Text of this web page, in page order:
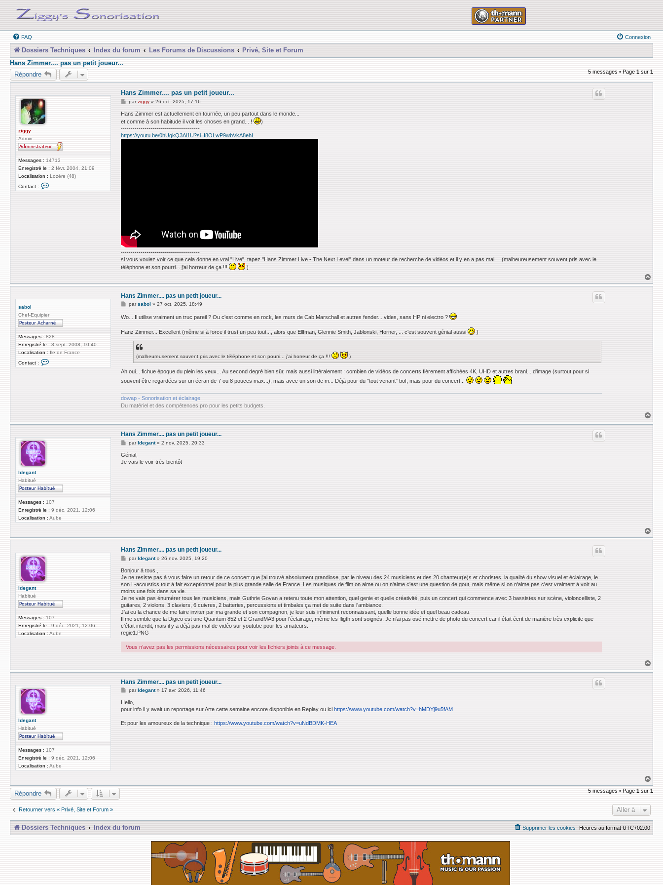
FAQ Connexion
Dossiers Techniques Index du forum Les Forums de Discussions
Privé, Site et Forum
Hans Zimmer.... pas un petit joueur...
Répondre
5 messages • Page 1 sur 1
ziggy
Admin
Messages : 14713
Enregistré le : 2 févr. 2004, 21:09
Localisation : Lozère (48)
Contact :
Hans Zimmer.... pas un petit joueur...
M
s
a
g
e
parziggy »26 oct. 2025, 17:16
Hans Zimmer est actuellement en tournée, un peu partout dans le monde...
et comme à son habitude il voit les choses en grand... !
)
----------------------------------------
https://youtu.be/0hUgkQ3Al1U?si=I8OLwP9wbVkA8ehL
----------------------------------------
si vous voulez voir ce que cela donne en vrai "Live", tapez "Hans Zimmer Live - The Next Level" dans un moteur de recherche de vidéos et il y en a pas mal.... (malheureusement souvent pris avec le
téléphone et son pourri... j'ai horreur de ça !!!
)
a
sabol
Chef-Equipier
Messages : 828
Enregistré le : 8 sept. 2008, 10:40
Localisation : Ile de France
Contact :
b
l
Hans Zimmer.... pas un petit joueur...
M
s
g
parsabol »27 oct. 2025, 18:49
Wo... Il utilise vraiment un truc pareil ? Ou c'est comme en rock, les murs de Cab Marschall et autres fender... vides, sans HP ni electro ?
Hanz Zimmer... Excellent (même si à force il trust un peu tout..., alors que Ellfman, Glennie Smith, Jablonski, Horner, ... c'est souvent génial aussi )
(malheureusement souvent pris avec le téléphone et son pourri... j'ai horreur de ça !!! )
Ah oui... fichue époque du plein les yeux... Au second degré bien sûr, mais aussi littéralement : combien de vidéos de concerts fièrement affichées 4K, UHD et autres branl... d'image (surtout pour si
souvent être regardées sur un écran de 7 ou 8 pouces max...), mais avec un son de m... Déjà pour du "tout venant" bof, mais pour du concert...
dowap - Sonorisation et éclairage
Du matériel et des compétences pro pour les petits budgets.
a
ldegant
Habitué
Messages : 107
Enregistré le : 9 déc. 2021, 12:06
Localisation : Aube
Hans Zimmer.... pas un petit joueur...
M
s
s
parldegant»2 nov. 2025, 20:33
Génial,
Je vais le voir très bientôt
a
ldegant
Habitué
Messages : 107
Enregistré le : 9 déc. 2021, 12:06
Localisation : Aube
Hans Zimmer.... pas un petit joueur...
M
s
s
g
e
parldegant»26 nov. 2025, 19:20
Bonjour à tous ,
Je ne resiste pas à vous faire un retour de ce concert que j'ai trouvé absolument grandiose, par le niveau des 24 musiciens et des 20 chanteur(e)s et choristes, la qualité du show visuel et éclairage, le
son L-acoustics tout à fait exceptionnel pour la plus grande salle de France. Les musiques de film on aime ou on n'aime c'est une question de gout, mais même si on n'aime pas c'est vraiment à voir au
moins une fois dans sa vie.
Je ne vais pas énumérer tous les musiciens, mais Guthrie Govan a retenu toute mon attention, quel genie et quelle créativité, puis un concert qui commence avec 3 bassistes sur scène, violoncelliste, 2
guitares, 2 violons, 3 claviers, 6 cuivres, 2 batteries, percussions et timbales ça met de suite dans l'ambiance.
J'ai eu la chance de me faire inviter par ma grande et son compagnon, je leur suis infiniment reconnaissant, quelle bonne idée et quel beau cadeau.
Il me semble que la Digico est une Quantum 852 et 2 GrandMA3 pour l'éclairage, même les fligth sont soignés. Je n'ai pas osé mettre de photo du concert car il était écrit de manière très explicite que
c'était interdit, mais il y a déjà pas mal de vidéo sur youtube pour les amateurs.
regie1.PNG
Vous n’avez pas les permissions nécessaires pour voir les fichiers joints à ce message.
a
ldegant
Habitué
Messages : 107
Enregistré le : 9 déc. 2021, 12:06
Localisation : Aube
Hans Zimmer.... pas un petit joueur...
M
s
s
e
parldegant»17 avr. 2026, 11:46
Hello,
pour info il y avait un reportage sur Arte cette semaine encore disponible en Replay ou ici https://www.youtube.com/watch?v=hMDYj9u5fAM
Et pour les amoureux de la technique : https://www.youtube.com/watch?v=uNdBDMK-HEA
a
u
Répondre 5 messages • Page 1 sur 1
Retourner vers « Privé, Site et Forum » Aller à
Dossiers Techniques Index du forum Heures au format UTC+02:00
Supprimer les cookies